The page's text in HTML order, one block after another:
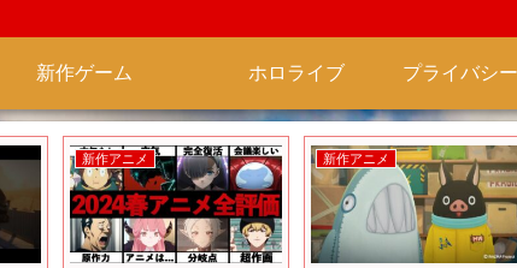
新作ゲーム ホロライブ
新作アニメ 新作アニメ